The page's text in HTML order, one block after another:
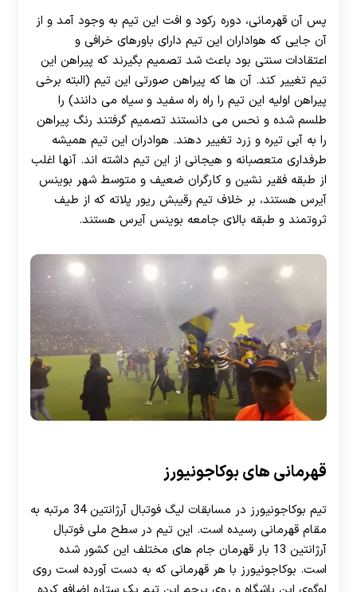
پس آن قهرمانی، دوره رکود و افت این تیم به وجود آمد و از
آن جایی که هواداران این تیم دارای باورهای خرافی و
اعتقادات سنتی بود باعث شد تصمیم بگیرند که پیراهن این
تیم تغییر کند. آن ها که پیراهن صورتی این تیم (البته برخی
پیراهن اولیه این تیم را راه راه سفید و سیاه می دانند) را
طلسم شده و نحس می دانستند تصمیم گرفتند رنگ پیراهن
را به آبی تیره و زرد تغییر دهند. هوادران این تیم همیشه
طرفداری متعصبانه و هیجانی از این تیم داشته اند. آنها اغلب
از طبقه فقیر نشین و کارگران ضعیف و متوسط شهر بوینس
آیرس هستند، بر خلاف تیم رقیبش ریور پلاته که از طیف
ثروتمند و طبقه بالای جامعه بوینس آیرس هستند.
قهرمانی های بوکاجونیورز
تیم بوکاجونیورز در مسابقات لیگ فوتبال آرژانتین 34 مرتبه به
مقام قهرمانی رسیده است. این تیم در سطح ملی فوتبال
آرژانتین 13 بار قهرمان جام های مختلف این کشور شده
است. بوکاجونیورز با هر قهرمانی که به دست آورده است روی